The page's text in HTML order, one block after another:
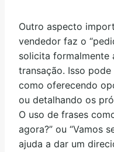
Outro aspecto
vendedor faz o
solicita formalmente
transação. Isso
como oferecendo
ou detalhando os
O uso de frases
agora?” ou “Vamos
ajuda a dar um